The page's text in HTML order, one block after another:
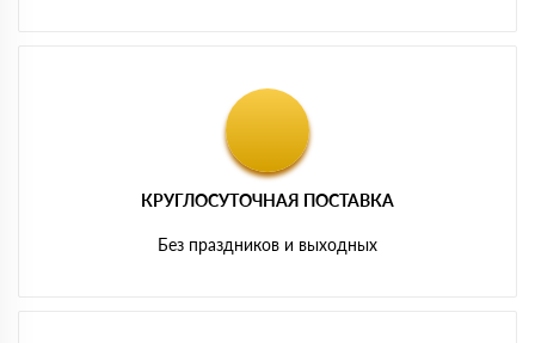
КРУГЛОСУТОЧНАЯ ПОСТАВКА
Без праздников и выходных